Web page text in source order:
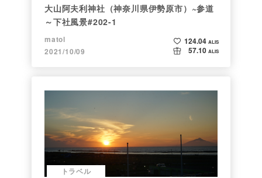
大山阿夫利神社（神奈川県伊勢原市）~参道
～下社風景#202-1
matol
2021/10/09
124.04 ALIS
57.10 ALIS
トラベル